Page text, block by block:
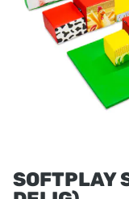
SOFTPLAY